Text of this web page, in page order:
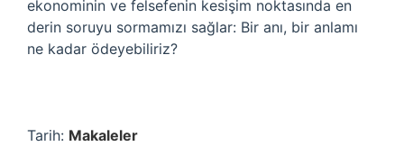
ekonominin ve felsefenin kesişim noktasında en
derin soruyu sormamızı sağlar: Bir anı, bir anlamı
ne kadar ödeyebiliriz?
Tarih: Makaleler